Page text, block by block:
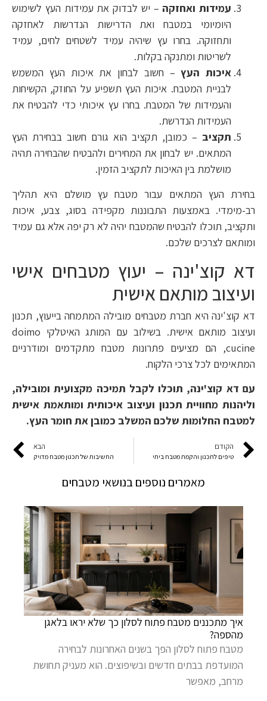
עמידות ואחזקה – יש לבדוק את עמידות העץ לשימוש
היומיומי במטבח ואת הדרישות הנדרשות לאחזקה
ותחזוקה. בחרו עץ שיהיה עמיד לשטחים לחים, עמיד
לשריטות ומתנקה בקלות.
איכות העץ – חשוב לבחון את איכות העץ המשמש
לבניית המטבח. איכות העץ תשפיע על החוזק, הקשיחות
והעמידות של המטבח. בחרו עץ איכותי כדי להבטיח את
העמידות הנדרשת.
תקציב – כמובן, תקציב הוא גורם חשוב בבחירת העץ
המתאים. יש לבחון את המחירים ולהבטיח שהבחירה תהיה
מושלמת בין האיכות לתקציב הזמין.
בחירת העץ המתאים עבור מטבח עץ מושלם היא תהליך
רב-מימדי. באמצעות התבוננות מקפידה בסוג, צבע, איכות
ותקציב, תוכלו להבטיח שהמטבח יהיה לא רק יפה אלא גם עמיד
ומותאם לצרכים שלכם.
דא קוצ'ינה – יעוץ מטבחים אישי
ועיצוב מותאם אישית
דא קוצ'ינה היא חברת מטבחים מובילה המתמחה בייעוץ, תכנון
ועיצוב מותאם אישית. בשילוב עם המותג האיטלקי doimo
cucine, הם מציעים פתרונות מטבח מתקדמים ומודרניים
המתאימים לכל צרכי הלקוח.
עם דא קוצ'ינה, תוכלו לקבל תמיכה מקצועית ומובילה,
וליהנות מחוויית תכנון ועיצוב איכותית ומותאמת אישית
למטבח החלומות שלכם המשלב כמובן את חומר העץ.
הקודם
טיפים לתכנון והקמת מטבח ביתי
הבא
החשיבות של תכנון מטבח מדויק
מאמרים נוספים בנושאי מטבחים
איך מתכננים מטבח פתוח לסלון כך שלא יראו בלאגן
מהספה?
מטבח פתוח לסלון הפך בשנים האחרונות לבחירה
המועדפת בבתים חדשים ובשיפוצים. הוא מעניק תחושת
מרחב, מאפשר